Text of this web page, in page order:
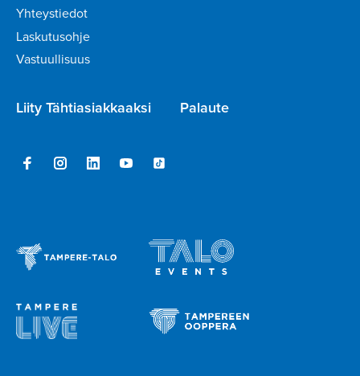
Yhteystiedot
Laskutusohje
Vastuullisuus
Liity Tähtiasiakkaaksi Palaute